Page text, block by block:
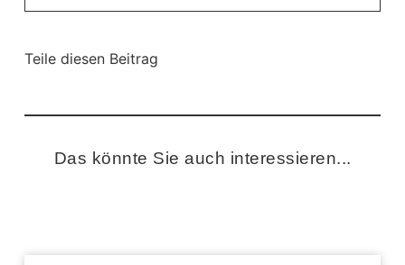
Teile diesen Beitrag
Das könnte Sie auch interessieren...​